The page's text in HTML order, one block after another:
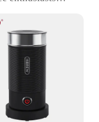
froths milk
Compact
whisk